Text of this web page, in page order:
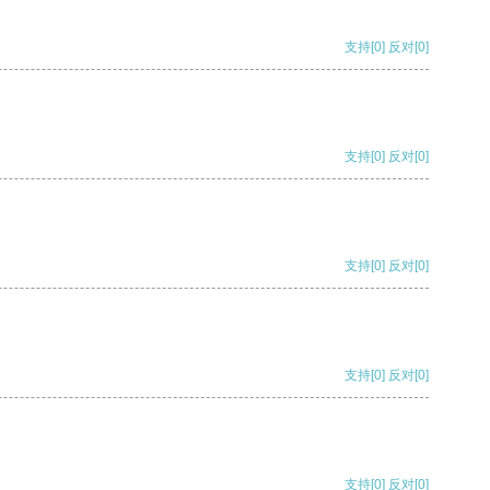
支持[0] 反对[0]
支持[0] 反对[0]
支持[0] 反对[0]
支持[0] 反对[0]
支持[0] 反对[0]